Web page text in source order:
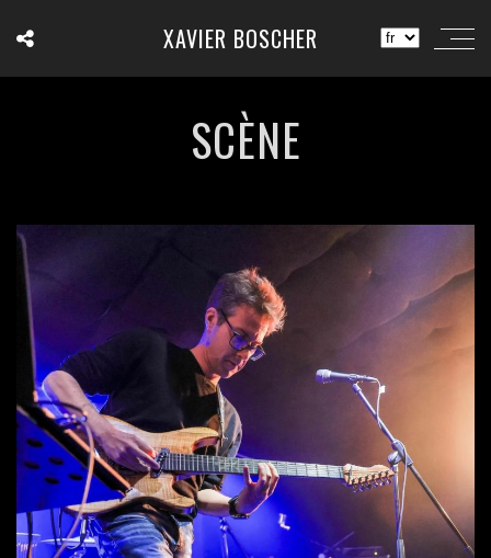
XAVIER BOSCHER
SCÈNE